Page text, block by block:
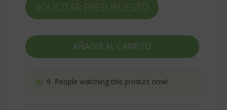
AÑADIR AL CARRITO
SOLICITAR PRESUPUESTO
9 People watching this product now!